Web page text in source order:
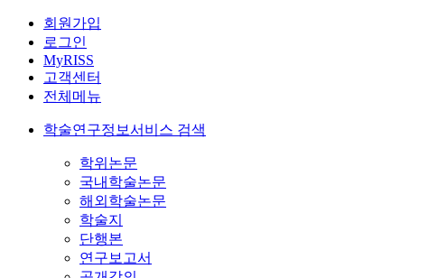
회원가입
로그인
MyRISS
고객센터
전체메뉴
학술연구정보서비스 검색
학위논문
국내학술논문
해외학술논문
학술지
단행본
연구보고서